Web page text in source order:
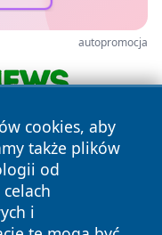
autopromocja
cookies, aby
także plików
od
i